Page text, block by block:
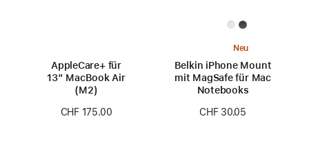
AppleCare+ für
13" MacBook Air
(M2)
CHF 175.00
Neu
Belkin iPhone Mount
mit MagSafe für Mac
Notebooks
CHF 30.05